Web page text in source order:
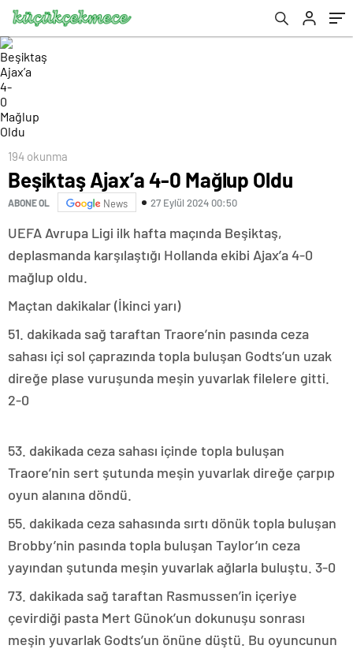
194 okunma
Beşiktaş Ajax’a 4-0 Mağlup Oldu
ABONE OL News 27 Eylül 2024 00:50
UEFA Avrupa Ligi ilk hafta maçında Beşiktaş,
deplasmanda karşılaştığı Hollanda ekibi Ajax’a 4-0
mağlup oldu.
Maçtan dakikalar (İkinci yarı)
51. dakikada sağ taraftan Traore’nin pasında ceza
sahası içi sol çaprazında topla buluşan Godts’un uzak
direğe plase vuruşunda meşin yuvarlak filelere gitti.
2-0
53. dakikada ceza sahası içinde topla buluşan
Traore’nin sert şutunda meşin yuvarlak direğe çarpıp
oyun alanına döndü.
55. dakikada ceza sahasında sırtı dönük topla buluşan
Brobby’nin pasında topla buluşan Taylor’ın ceza
yayından şutunda meşin yuvarlak ağlarla buluştu. 3-0
73. dakikada sağ taraftan Rasmussen’in içeriye
çevirdiği pasta Mert Günok’un dokunuşu sonrası
meşin yuvarlak Godts’un önüne düştü. Bu oyuncunun